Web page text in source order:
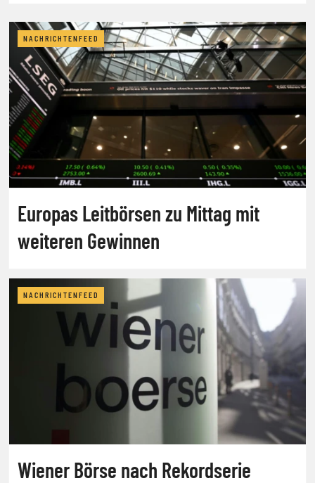
NACHRICHTENFEED
Europas Leitbörsen zu Mittag mit
weiteren Gewinnen
NACHRICHTENFEED
Wiener Börse nach Rekordserie